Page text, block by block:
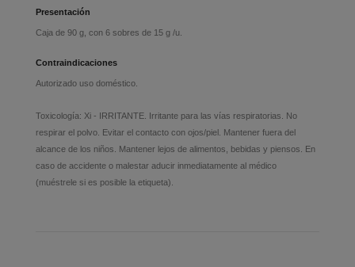
Presentación
Caja de 90 g, con 6 sobres de 15 g /u.
Contraindicaciones
Autorizado uso doméstico.
Toxicología: Xi - IRRITANTE. Irritante para las vías respiratorias. No
respirar el polvo. Evitar el contacto con ojos/piel. Mantener fuera del
alcance de los niños. Mantener lejos de alimentos, bebidas y piensos. En
caso de accidente o malestar aducir inmediatamente al médico
(muéstrele si es posible la etiqueta).